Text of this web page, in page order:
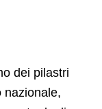
dei pilastri
nazionale,